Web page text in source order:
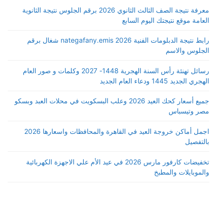
معرفة نتيجة الصف الثالث الثانوي 2026 برقم الجلوس نتيجة الثانوية
العامة موقع نتيجتك اليوم السابع
رابط نتيجة الدبلومات الفنية 2026 nategafany.emis شغال برقم
الجلوس والاسم
رسائل تهنئة رأس السنة الهجرية 1448- 2027 وكلمات و صور العام
الهجري الجديد 1445 ودعاء العام الجديد
جميع أسعار كحك العيد 2026 وعلب البسكويت في محلات العبد وبسكو
مصر وتيسباس
اجمل أماكن خروجة العيد في القاهرة والمحافظات واسعارها 2026
بالتفصيل
تخفيضات كارفور مارس 2026 في عيد الأم علي الاجهزة الكهربائية
والموبايلات والمطبخ